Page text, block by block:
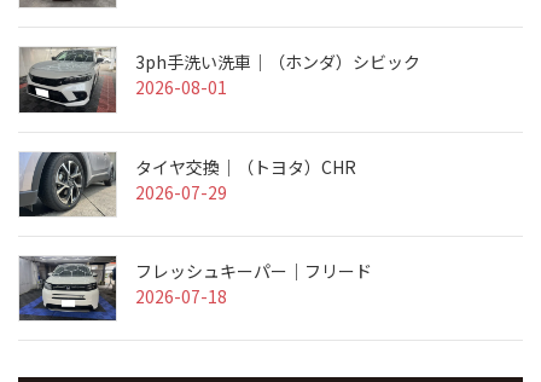
3ph手洗い洗車｜（ホンダ）シビック
2026-08-01
タイヤ交換｜（トヨタ）CHR
2026-07-29
フレッシュキーパー｜フリード
2026-07-18